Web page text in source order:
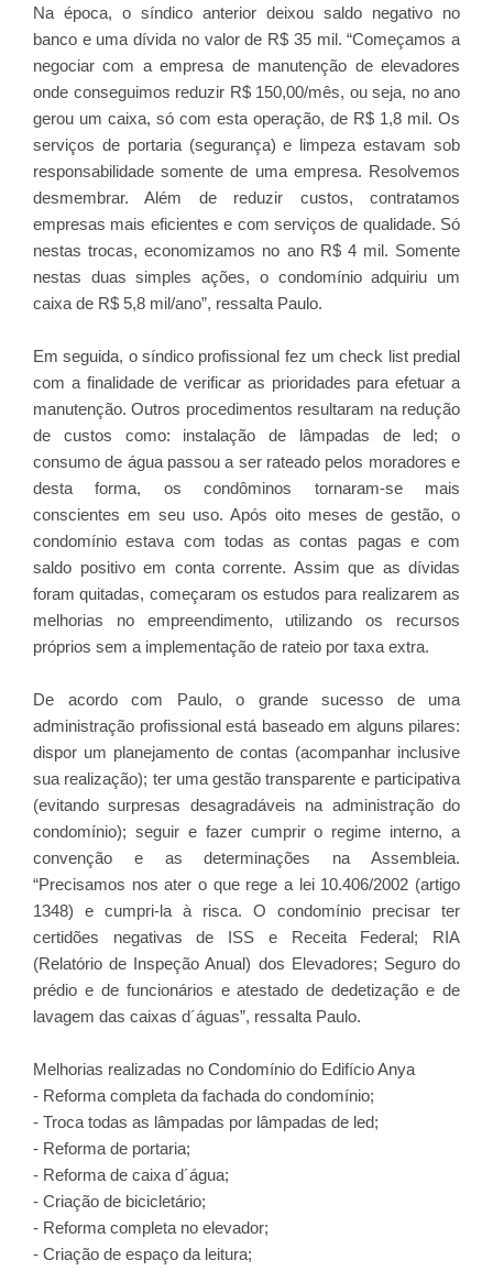
Na época, o síndico anterior deixou saldo negativo no
banco e uma dívida no valor de R$ 35 mil. “Começamos a
negociar com a empresa de manutenção de elevadores
onde conseguimos reduzir R$ 150,00/mês, ou seja, no ano
gerou um caixa, só com esta operação, de R$ 1,8 mil. Os
serviços de portaria (segurança) e limpeza estavam sob
responsabilidade somente de uma empresa. Resolvemos
desmembrar. Além de reduzir custos, contratamos
empresas mais eficientes e com serviços de qualidade. Só
nestas trocas, economizamos no ano R$ 4 mil. Somente
nestas duas simples ações, o condomínio adquiriu um
caixa de R$ 5,8 mil/ano”, ressalta Paulo.
Em seguida, o síndico profissional fez um check list predial
com a finalidade de verificar as prioridades para efetuar a
manutenção. Outros procedimentos resultaram na redução
de custos como: instalação de lâmpadas de led; o
consumo de água passou a ser rateado pelos moradores e
desta forma, os condôminos tornaram-se mais
conscientes em seu uso. Após oito meses de gestão, o
condomínio estava com todas as contas pagas e com
saldo positivo em conta corrente. Assim que as dívidas
foram quitadas, começaram os estudos para realizarem as
melhorias no empreendimento, utilizando os recursos
próprios sem a implementação de rateio por taxa extra.
De acordo com Paulo, o grande sucesso de uma
administração profissional está baseado em alguns pilares:
dispor um planejamento de contas (acompanhar inclusive
sua realização); ter uma gestão transparente e participativa
(evitando surpresas desagradáveis na administração do
condomínio); seguir e fazer cumprir o regime interno, a
convenção e as determinações na Assembleia.
“Precisamos nos ater o que rege a lei 10.406/2002 (artigo
1348) e cumpri-la à risca. O condomínio precisar ter
certidões negativas de ISS e Receita Federal; RIA
(Relatório de Inspeção Anual) dos Elevadores; Seguro do
prédio e de funcionários e atestado de dedetização e de
lavagem das caixas d´águas”, ressalta Paulo.
Melhorias realizadas no Condomínio do Edifício Anya
- Reforma completa da fachada do condomínio;
- Troca todas as lâmpadas por lâmpadas de led;
- Reforma de portaria;
- Reforma de caixa d´água;
- Criação de bicicletário;
- Reforma completa no elevador;
- Criação de espaço da leitura;